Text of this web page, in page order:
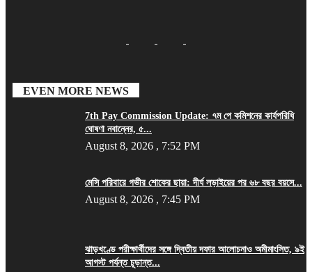
EVEN MORE NEWS
7th Pay Commission Update: ৭ম পে কমিশনের কার্যপরিধি
ঘোষণা নবান্নের, ৫...
August 8, 2026 , 7:52 PM
মেসি পরিবারে গভীর শোকের ছায়া: দীর্ঘ লড়াইয়ের পর ৬৮ বছর বয়সে...
August 8, 2026 , 7:45 PM
ঝাড়খণ্ডে পরীক্ষার্থীদের সঙ্গে দ্বিতীয় দফার আলোচনাও অমীমাংসিত, ৯ই
আগস্ট পর্যন্ত চূড়ান্ত...